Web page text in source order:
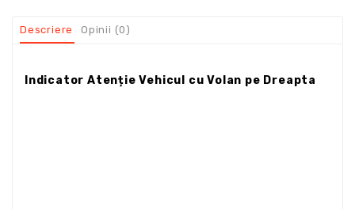
Descriere Opinii (0)
Indicator Atenție Vehicul cu Volan pe Dreapta